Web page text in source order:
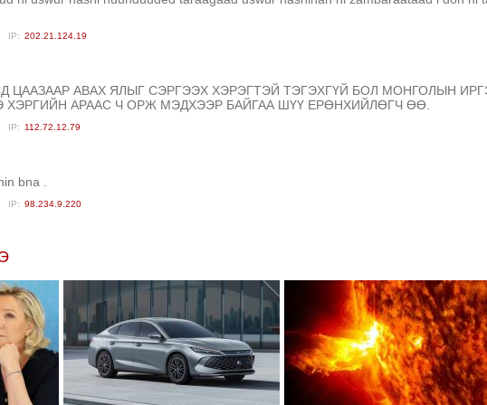
202.21.124.19
ЦААЗААР АВАХ ЯЛЫГ СЭРГЭЭХ ХЭРЭГТЭЙ ТЭГЭХГҮЙ БОЛ МОНГОЛЫН
ХЭРГИЙН АРААС Ч ОРЖ МЭДХЭЭР БАЙГАА ШҮҮ ЕРӨНХИЙЛӨГЧ ӨӨ.
112.72.12.79
bna .
98.234.9.220